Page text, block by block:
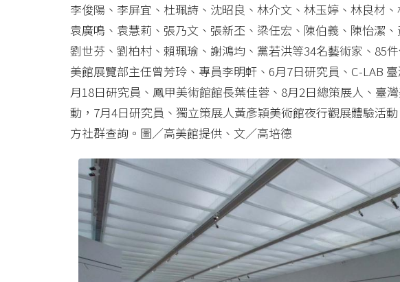
李俊陽、李屏宜、杜珮詩、沈昭良、林介文、林玉婷、林良材
袁廣鳴、袁慧莉、張乃文、張新丕、梁任宏、陳伯義、陳怡潔
劉世芬、劉柏村、賴珮瑜、謝鴻均、黨若洪等34名藝術家、85
美館展覽部主任曾芳玲、專員李明軒、6月7日研究員、C-LAB
月18日研究員、鳳甲美術館館長葉佳蓉、8月2日總策展人、臺
動，7月4日研究員、獨立策展人黃彥穎美術館夜行觀展體驗活
方社群查詢。圖／高美館提供、文／高培德